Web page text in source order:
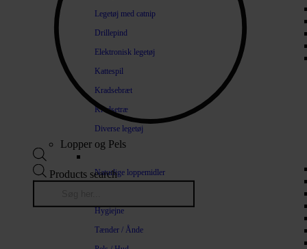
Legetøj med catnip
Drillepind
Elektronisk legetøj
Kattespil
Kradsebræt
Kradsetræ
Diverse legetøj
Lopper og Pels
Naturlige loppemidler
Hygiejne
Tænder / Ånde
Products search